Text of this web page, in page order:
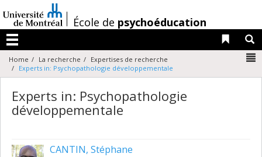
au
contenu
/École de psychoéducation
Menu
Liens
Home La recherche
Expertises de recherche
Experts in: Psychopathologie développementale
Experts in: Psychopathologie
développementale
CANTIN, Stéphane